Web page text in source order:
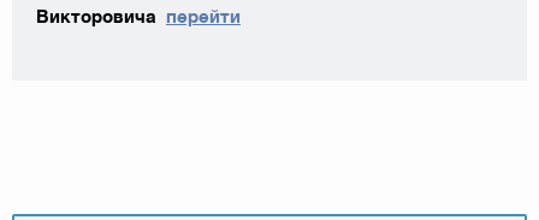
Викторовича перейти